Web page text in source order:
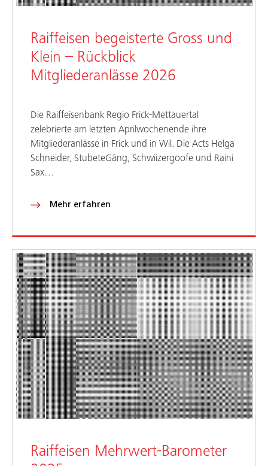
Raiffeisen begeisterte Gross und
Klein – Rückblick
Mitgliederanlässe 2026
Die Raiffeisenbank Regio Frick-Mettauertal
zelebrierte am letzten Aprilwochenende ihre
Mitgliederanlässe in Frick und in Wil. Die Acts Helga
Schneider, StubeteGäng, Schwiizergoofe und Raini
Sax…
Mehr erfahren
Raiffeisen Mehrwert-Barometer